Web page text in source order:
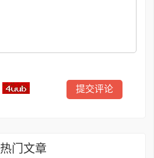
热门文章